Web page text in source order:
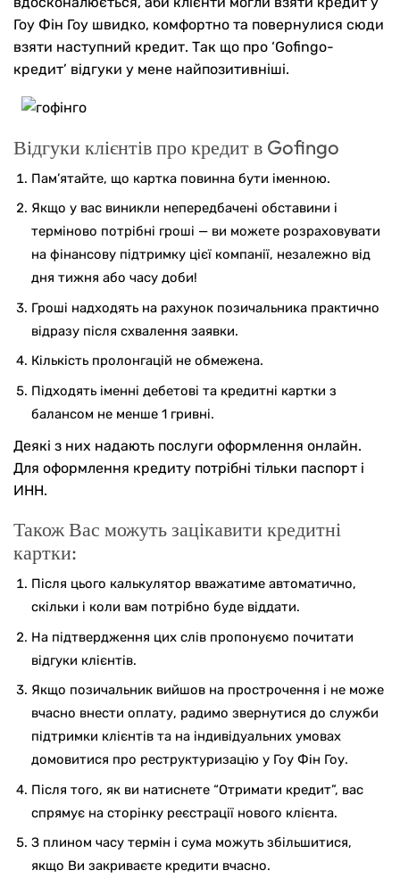
Гоу Фін Гоу швидко, комфортно та повернулися сюди
взяти наступний кредит. Так що про ‘Gofingo-
кредит’ відгуки у мене найпозитивніші.
Відгуки клієнтів про кредит в Gofingo
Пам’ятайте, що картка повинна бути іменною.
Якщо у вас виникли непередбачені обставини і
терміново потрібні гроші — ви можете розраховувати
на фінансову підтримку цієї компанії, незалежно від
дня тижня або часу доби!
Гроші надходять на рахунок позичальника практично
відразу після схвалення заявки.
Кількість пролонгацій не обмежена.
Підходять іменні дебетові та кредитні картки з
балансом не менше 1 гривні.
Деякі з них надають послуги оформлення онлайн.
Для оформлення кредиту потрібні тільки паспорт і
ИНН.
Також Вас можуть зацікавити кредитні
картки:
Після цього калькулятор вважатиме автоматично,
скільки і коли вам потрібно буде віддати.
На підтвердження цих слів пропонуємо почитати
відгуки клієнтів.
Якщо позичальник вийшов на прострочення і не може
вчасно внести оплату, радимо звернутися до служби
підтримки клієнтів та на індивідуальних умовах
домовитися про реструктуризацію у Гоу Фін Гоу.
Після того, як ви натиснете “Отримати кредит”, вас
спрямує на сторінку реєстрації нового клієнта.
З плином часу термін і сума можуть збільшитися,
якщо Ви закриваєте кредити вчасно.